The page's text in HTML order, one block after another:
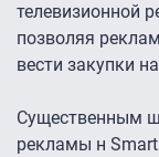
телевизионной
позволяя
вести закупки
Существенным
рекламы н